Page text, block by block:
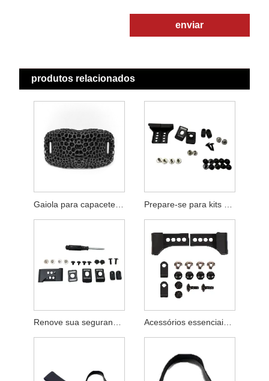
enviar
produtos relacionados
Gaiola para capacete de hóquei no gelo impressa em 3D e peças de reposição para copo de queixo - Compatível com a maioria dos capacetes
Renove sua segurança com kits de conserto de capacete de hóquei Acessórios essenciais para kits de reparo de capacete de hóquei